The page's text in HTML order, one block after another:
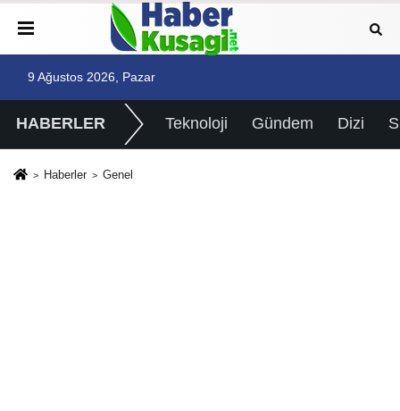
9 Ağustos 2026, Pazar
HABERLER Teknoloji Gündem Dizi
Haberler Genel